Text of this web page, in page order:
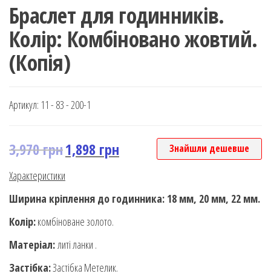
Браслет для годинників.
Колір: Комбіновано жовтий.
(Копія)
Артикул: 11 - 83 - 200-1
3,970грн1,898 грн Знайшли дешевше
Характеристики
Ширина кріплення до годинника: 18 мм, 20 мм, 22 мм.
Колір:комбіноване золото.
Матеріал:литі ланки .
Застібка:Застібка Метелик.